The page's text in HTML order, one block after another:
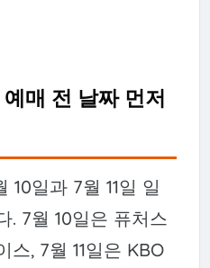
매 전 날짜 먼저
10일과 7월 11일 일
. 7월 10일은 퓨처스
스, 7월 11일은 KBO